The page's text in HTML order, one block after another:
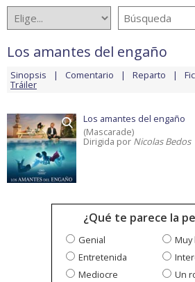
Los amantes del engaño
Sinopsis Comentario Reparto
Tráiler
Los amantes del engaño
(Mascarade)
Dirigida por Nicolas Bedos
¿Qué te parece la
Genial
Muy
Entretenida
Mediocre
Un